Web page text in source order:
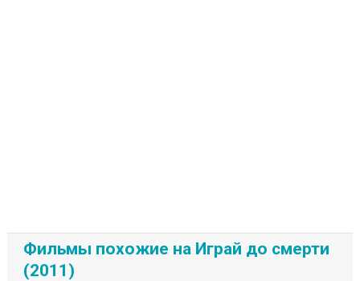
Фильмы похожие на Играй до смерти
(2011)